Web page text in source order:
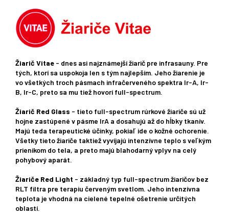
Žiarič Vitae - dnes asi najznámejší žiarič pre infrasauny. Pre
tých, ktorí sa uspokoja len s tým najlepším. Jeho žiarenie je
vo všetkých troch pásmach infračerveného spektra Ir-A, Ir-
B, Ir-C, preto sa mu tiež hovorí full-spectrum.
Žiarič Red Glass - tieto full-spectrum rúrkové žiariče sú už
hojne zastúpené v pásme IrA a dosahujú až do hĺbky tkanív.
Majú teda terapeutické účinky, pokiaľ ide o kožné ochorenie.
Všetky tieto žiariče taktiež vyvíjajú intenzívne teplo s veľkým
prienikom do tela, a preto majú blahodarný vplyv na celý
pohybový aparát.
Žiariče Red Light - základný typ full-spectrum žiaričov bez
RLT filtra pre terapiu červeným svetlom. Jeho intenzívna
teplota je vhodná na cielené tepelné ošetrenie určitých
oblastí.